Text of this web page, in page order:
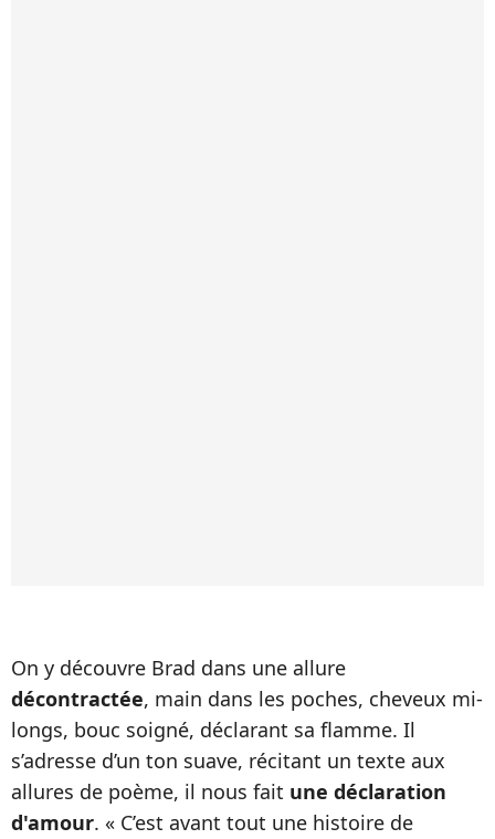
On y découvre Brad dans une allure
décontractée, main dans les poches, cheveux mi-
longs, bouc soigné, déclarant sa flamme. Il
s’adresse d’un ton suave, récitant un texte aux
allures de poème, il nous fait une déclaration
d'amour. « C’est avant tout une histoire de